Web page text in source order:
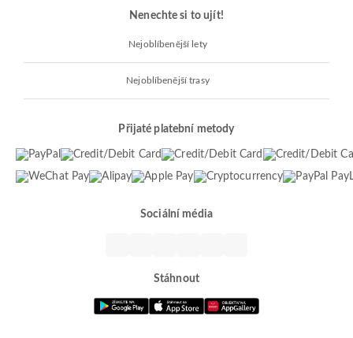
Nenechte si to ujít!
Nejoblíbenější lety
Nejoblíbenější trasy
Přijaté platební metody
Sociální média
Stáhnout